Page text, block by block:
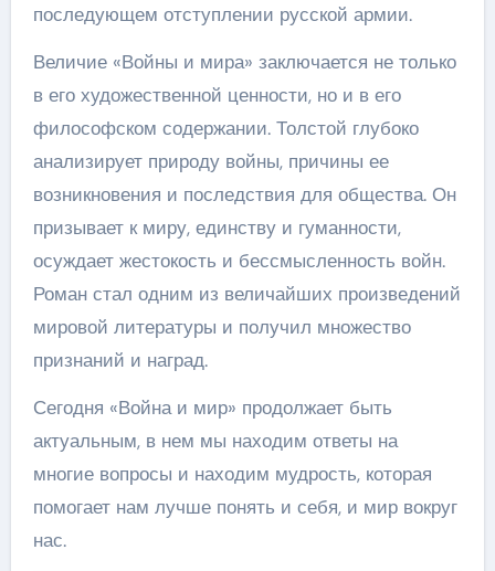
последующем отступлении русской армии.
Величие «Войны и мира» заключается не только
в его художественной ценности, но и в его
философском содержании. Толстой глубоко
анализирует природу войны, причины ее
возникновения и последствия для общества. Он
призывает к миру, единству и гуманности,
осуждает жестокость и бессмысленность войн.
Роман стал одним из величайших произведений
мировой литературы и получил множество
признаний и наград.
Сегодня «Война и мир» продолжает быть
актуальным, в нем мы находим ответы на
многие вопросы и находим мудрость, которая
помогает нам лучше понять и себя, и мир вокруг
нас.